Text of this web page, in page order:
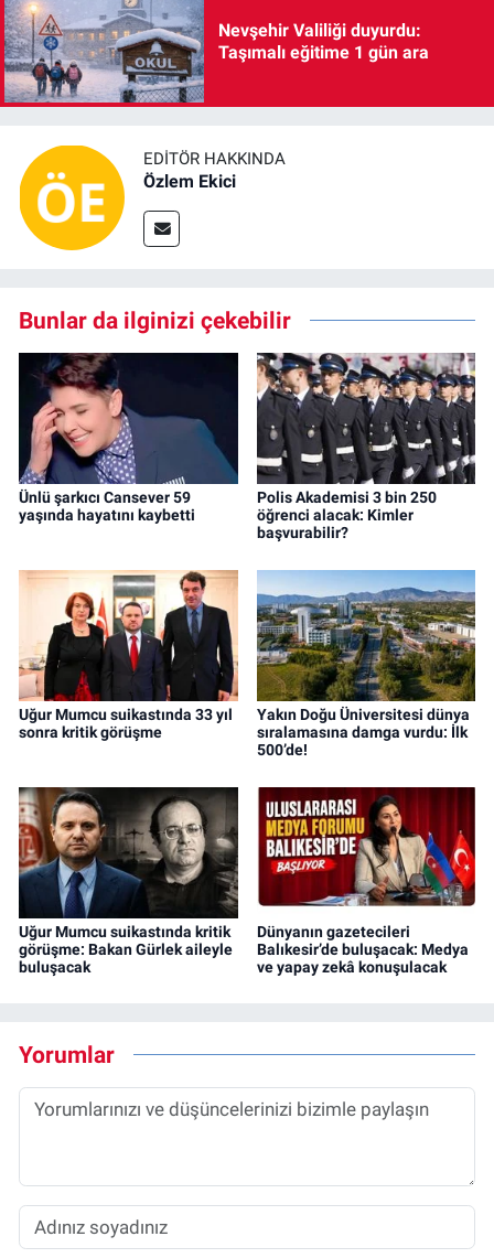
Nevşehir Valiliği duyurdu:
Taşımalı eğitime 1 gün ara
EDITÖR HAKKINDA
Özlem Ekici
Bunlar da ilginizi çekebilir
Ünlü şarkıcı Cansever 59
yaşında hayatını kaybetti
Polis Akademisi 3 bin 250
öğrenci alacak: Kimler
başvurabilir?
Uğur Mumcu suikastında 33 yıl
sonra kritik görüşme
Yakın Doğu Üniversitesi dünya
sıralamasına damga vurdu: İlk
500’de!
Uğur Mumcu suikastında kritik
görüşme: Bakan Gürlek aileyle
buluşacak
Dünyanın gazetecileri
Balıkesir’de buluşacak: Medya
ve yapay zekâ konuşulacak
Yorumlar